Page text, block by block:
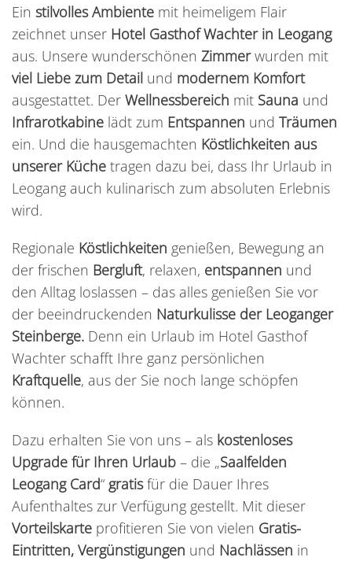
Ein stilvolles Ambiente mit heimeligem Flair
zeichnet unser Hotel Gasthof Wachter in Leogang
aus. Unsere wunderschönen Zimmerwurden mit
viel Liebe zum Detail und modernem Komfort
ausgestattet. Der Wellnessbereich mit Sauna und
Infrarotkabine lädt zum Entspannen und Träumen
ein. Und die hausgemachten Köstlichkeiten aus
unserer Küche tragen dazu bei, dass Ihr Urlaub in
Leogang auch kulinarisch zum absoluten Erlebnis
wird.
Regionale Köstlichkeiten genießen, Bewegung an
der frischen Bergluft, relaxen, entspannen und
den Alltag loslassen – das alles genießen Sie vor
der beeindruckenden Naturkulisse der Leoganger
Steinberge. Denn ein Urlaub im Hotel Gasthof
Wachter schafft Ihre ganz persönlichen
Kraftquelle, aus der Sie noch lange schöpfen
können.
Dazu erhalten Sie von uns – als kostenloses
Upgrade für Ihren Urlaub – die „Saalfelden
Leogang Card“ gratisfür die Dauer Ihres
Aufenthaltes zur Verfügung gestellt. Mit dieser
Vorteilskarte profitieren Sie von vielen Gratis-
Eintritten, Vergünstigungen und Nachlässen in